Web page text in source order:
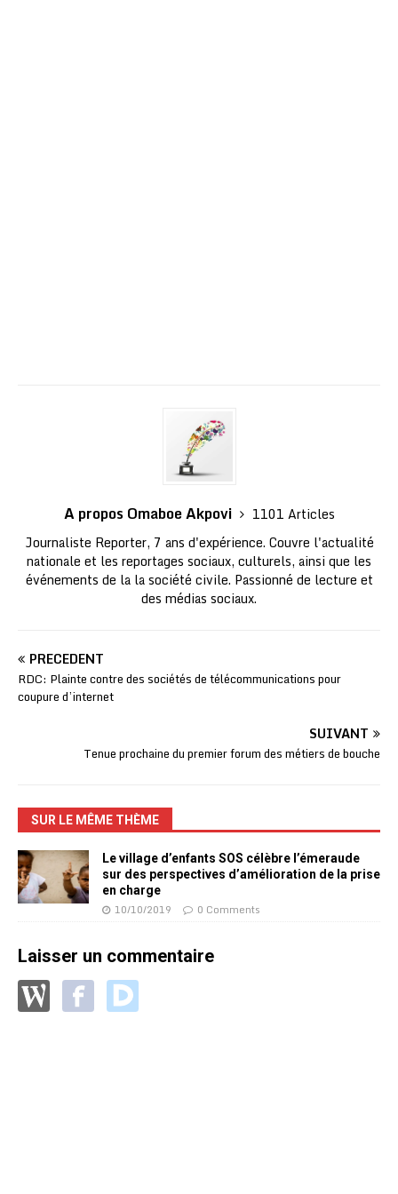
A propos Omaboe Akpovi
1101 Articles
Journaliste Reporter, 7 ans d'expérience. Couvre l'actualité
nationale et les reportages sociaux, culturels, ainsi que les
événements de la la société civile. Passionné de lecture et
des médias sociaux.
PRÉCÉDENT
RDC: Plainte contre des sociétés de télécommunications pour
coupure d’internet
SUIVANT
Tenue prochaine du premier forum des métiers de bouche
SUR LE MÊME THÈME
Le village d’enfants SOS célèbre l’émeraude
sur des perspectives d’amélioration de la prise
en charge
10/10/2019 0 Comments
Laisser un commentaire